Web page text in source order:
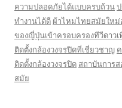
ความปลอดภัยได้แบบครบถ้วน
ทำงานได้ดี ผ้าไหมไทยสมัยใหม่
ของญี่ปุ่นเข้าครอบครองทีวีดาว
ติดตั้งกล้องวงจรปิดที่เชี่ยวชาญ
ติดตั้งกล้องวงจรปิด สถาบันการ
สมัย